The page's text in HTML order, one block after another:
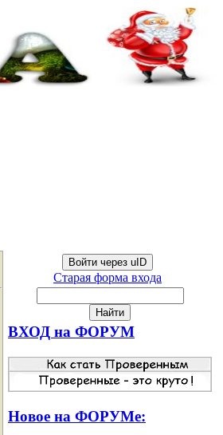
Войти через uID
Старая форма входа
ВХОД на ФОРУМ
Новое на ФОРУМе: